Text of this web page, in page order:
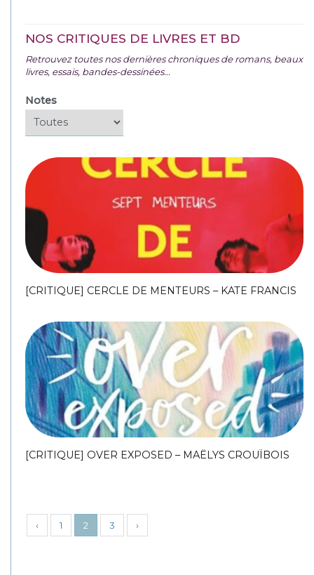
NOS CRITIQUES DE LIVRES ET BD
Retrouvez toutes nos dernières chroniques de romans, beaux
livres, essais, bandes-dessinées...
Notes
[CRITIQUE] CERCLE DE MENTEURS – KATE FRANCIS
[CRITIQUE] OVER EXPOSED – MAËLYS CROUÏBOIS
‹ 1 2 3 ›